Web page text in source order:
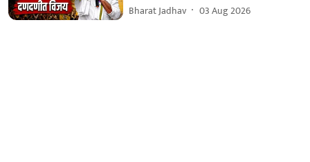
Bharat Jadhav 03 Aug 2026